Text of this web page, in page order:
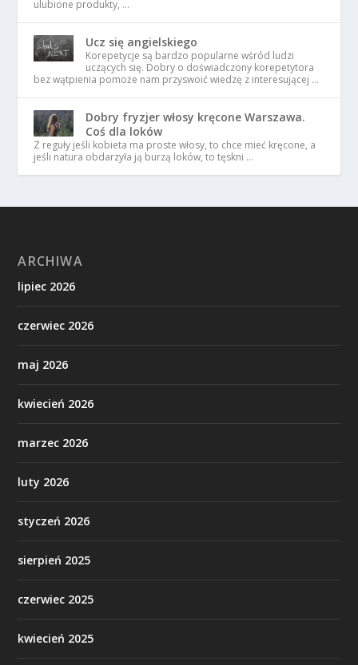
ulubione produkty, …
Ucz się angielskiego
Korepetycje są bardzo popularne wśród ludzi
uczących się. Dobry o doświadczony korepetytora
bez wątpienia pomoże nam przyswoić wiedzę z interesującej …
Dobry fryzjer włosy kręcone Warszawa.
Coś dla loków
Z reguły jeśli kobieta ma proste włosy, to chce mieć kręcone, a
jeśli natura obdarzyła ją burzą loków, to tęskni …
ARCHIWA
lipiec 2026
czerwiec 2026
maj 2026
kwiecień 2026
marzec 2026
luty 2026
styczeń 2026
sierpień 2025
czerwiec 2025
kwiecień 2025